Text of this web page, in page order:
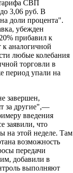
СВП
3,06 руб. В
доли процента".
убежден
прибавил к
к аналогичной
любые колебания
торговли в
период упали на
завершен,
за другие",—
введения
заявили, что
на этой неделе. Там
возможность
передачи
добавили в
выполняют